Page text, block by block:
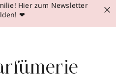
Hier zum Newsletter
❤